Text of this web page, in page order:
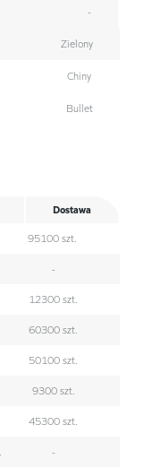
-
Zielony
Chiny
Bullet
Dostawa
95100 szt.
-
12300 szt.
60300 szt.
50100 szt.
9300 szt.
45300 szt.
-